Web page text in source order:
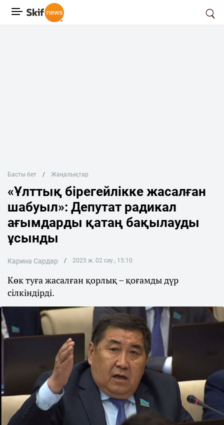
Басты бет Жаңалықтар
«Ұлттық бірегейлікке жасалған
шабуыл»: Депутат радикал
ағымдарды қатаң бақылауды
ұсынды
Карина Сардар 2025 ж. 02 сәу., 15:10
Көк туға жасалған қорлық – қоғамды дүр
сілкіндірді.